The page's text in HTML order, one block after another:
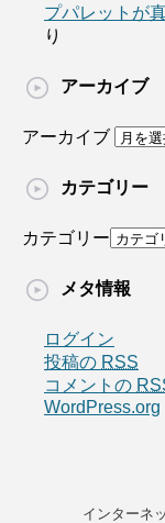
プパレットが
り
アーカイブ
アーカイブ
カテゴリー
カテゴリー
メタ情報
ログイン
投稿の RSS
コメントの
WordPress.org
インターネ